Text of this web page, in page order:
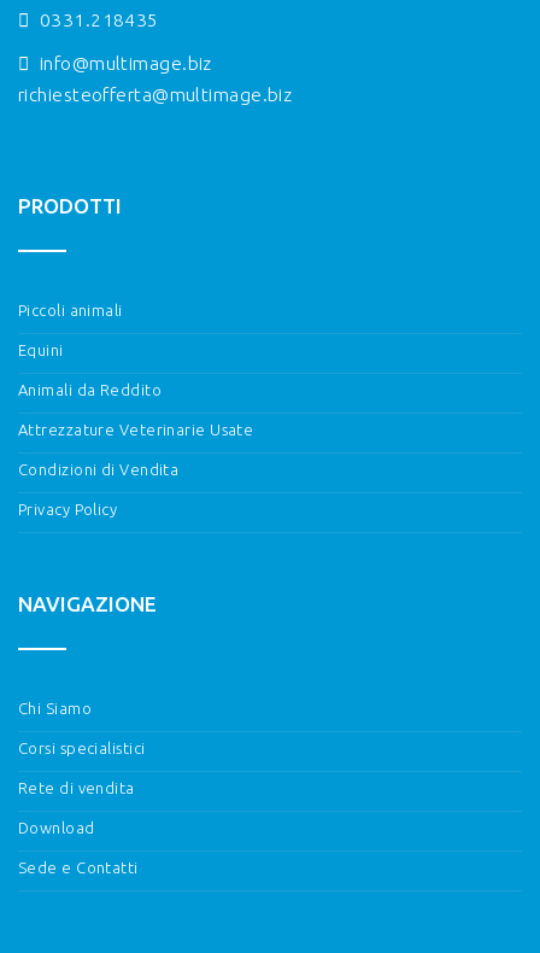
0331.218435
info@multimage.biz
richiesteofferta@multimage.biz
PRODOTTI
Piccoli animali
Equini
Animali da Reddito
Attrezzature Veterinarie Usate
Condizioni di Vendita
Privacy Policy
NAVIGAZIONE
Chi Siamo
Corsi specialistici
Rete di vendita
Download
Sede e Contatti